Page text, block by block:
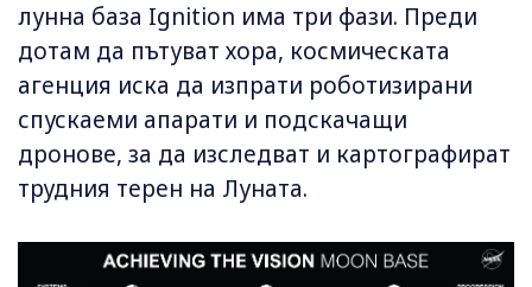
лунна база Ignition има три фази. Преди
дотам да пътуват хора, космическата
агенция иска да изпрати роботизирани
спускаеми апарати и подскачащи
дронове, за да изследват и картографират
трудния терен на Луната.